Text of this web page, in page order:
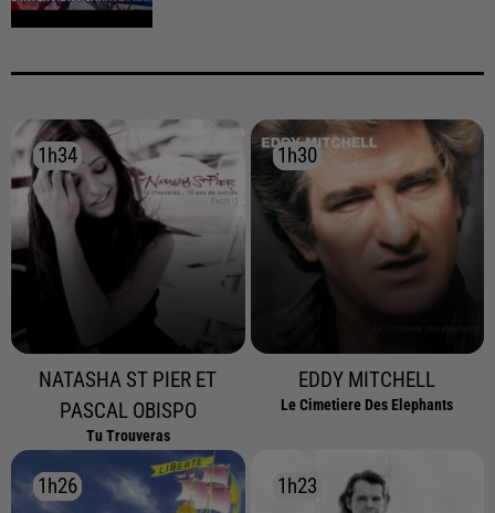
1h34
1h34
NATASHA ST PIER ET
PASCAL OBISPO
Tu Trouveras
1h30
1h30
EDDY MITCHELL
Le Cimetiere Des Elephants
1h26
1h26 1h23
1h23